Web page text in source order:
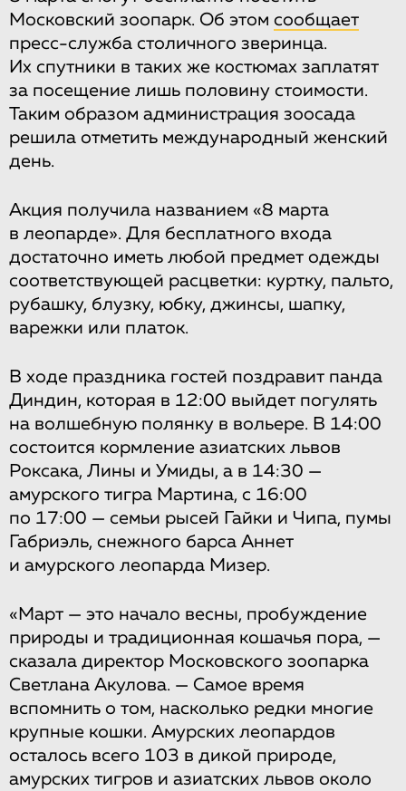
Московский зоопарк. Об этом сообщает
пресс-служба столичного зверинца.
Их спутники в таких же костюмах заплатят
за посещение лишь половину стоимости.
Таким образом администрация зоосада
решила отметить международный женский
день.
Акция получила названием «8 марта
в леопарде». Для бесплатного входа
достаточно иметь любой предмет одежды
соответствующей расцветки: куртку, пальто,
рубашку, блузку, юбку, джинсы, шапку,
варежки или платок.
В ходе праздника гостей поздравит панда
Диндин, которая в 12:00 выйдет погулять
на волшебную полянку в вольере. В 14:00
состоится кормление азиатских львов
Роксака, Лины и Умиды, а в 14:30 —
амурского тигра Мартина, с 16:00
по 17:00 — семьи рысей Гайки и Чипа, пумы
Габриэль, снежного барса Аннет
и амурского леопарда Мизер.
«Март — это начало весны, пробуждение
природы и традиционная кошачья пора, —
сказала директор Московского зоопарка
Светлана Акулова. — Самое время
вспомнить о том, насколько редки многие
крупные кошки. Амурских леопардов
осталось всего 103 в дикой природе,
амурских тигров и азиатских львов около